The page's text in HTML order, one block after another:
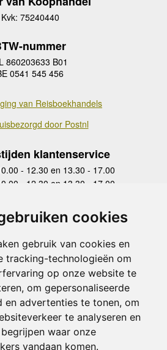
cookies
gebruik van cookies en
tracking-technologieën om
op onze website te
om gepersonaliseerde
en advertenties te tonen, om
te analyseren en
waar onze
vandaan komen.
Kvk: 75240440
nummer
860203633 B01
0541 545 456
van Reisboekhandels
door Postnl
klantenservice
- 12.30 en 13.30 - 17.00
- 12.30 en 13.30 - 17.00
10.00 - 12.30 en 13.30 - 17.00
- 12.30 en 13.30 - 17.00
Zaterdag
gesloten
Zondag gesloten